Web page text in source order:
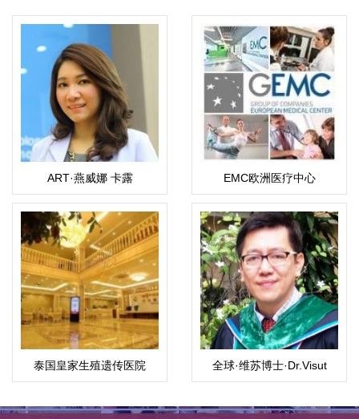
ART·燕威娜 卡露
（Weena）
EMC欧洲医疗中心
泰国皇家生殖遗传医院 全球·维苏博士·Dr.Visut